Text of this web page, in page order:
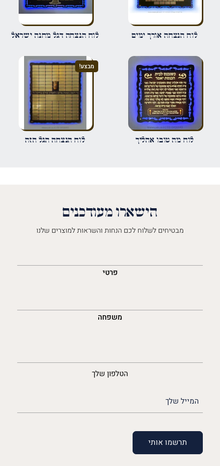
שם*
אימייל*
שמור בדפדפן זה את השם, האימייל והאתר שלי לפעם הבאה שאגיב.
לוח הנצחה אורך ימים לוח הנצחה דגל מחנה ישראל
לוח מה טובו אהליך
מבצע!
לוח הנצחה הגל הזה
הישארו מעודכנים
מבטיחים לשלוח לכם הנחות והשראות למוצרים שלנו
פרטי
משפחה
הטלפון שלך
(חובה)